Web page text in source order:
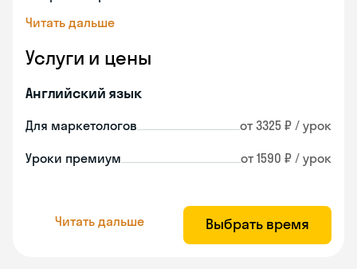
Читать дальше
Услуги и цены
Английский язык
Для маркетологов от 3325 ₽ / урок
Уроки премиум от 1590 ₽ / урок
Читать дальше Выбрать время